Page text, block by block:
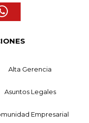
Alta Gerencia
Asuntos Legales
Empresarial